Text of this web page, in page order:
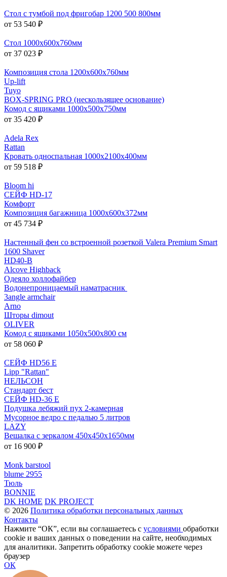
Стол с тумбой под фригобар 1200 500 800мм
от 53 540 ₽
Стол 1000х600х760мм
от 37 023 ₽
Композиция стола 1200х600х760мм
Up-lift
Tuyo
BOX-SPRING PRO (нескользящее основание)
Комод с ящиками 1000x500x750мм
от 35 420 ₽
Adela Rex
Rattan
Кровать односпальная 1000х2100х400мм
от 59 518 ₽
Bloom hi
СЕЙФ HD-17
Комфорт
Композиция багажница 1000х600х372мм
от 45 734 ₽
Настенный фен со встроенной розеткой Valera Premium Smart
1600 Shaver
HD40-B
Alcove Highback
Одеяло холлофайбер
Водонепроницаемый наматрасник
3angle armchair
Arno
Шторы dimout
OLIVER
Комод с ящиками 1050x500x800 см
от 58 060 ₽
СЕЙФ HD56 E
Lipp "Rattan"
НЕЛЬСОН
Стандарт бест
СЕЙФ HD-36 E
Подушка лебяжий пух 2-камерная
Мусорное ведро с педалью 5 литров
LAZY
Вешалка с зеркалом 450x450x1650мм
от 16 900 ₽
Monk barstool
blume 2955
Тюль
BONNIE
DK HOME DK PROJECT
© 2026 Политика обработки персональных данных
Контакты
Нажмите “ОК”, если вы соглашаетесь с условиями обработки
cookie и ваших данных о поведении на сайте, необходимых
для аналитики. Запретить обработку cookie можете через
браузер
ОК